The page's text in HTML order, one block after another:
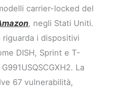
carrier-locked del
, negli Stati Uniti.
i dispositivi
DISH, Sprint e T-
La
67 vulnerabilità,